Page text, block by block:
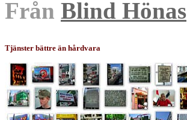
Från Blind Hönas
Tjänster bättre än hårdvara